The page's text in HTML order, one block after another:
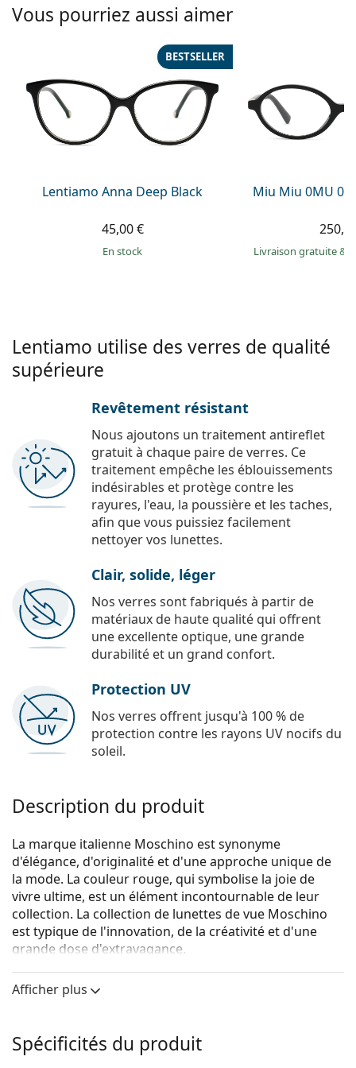
Marc Jacobs
Prada
Toutes les marques
02 446 01 11
Vous pourriez aussi aimer
Lentiamo Anna Deep Black
BESTSELLER
45,00 €
en stock
Miu Miu 0MU
Livraison gratuite&
Lentiamo utilise des verres de qualité
supérieure
Revêtement résistant
Nous ajoutons un traitement antireflet
gratuit à chaque paire de verres. Ce
traitement empêche les éblouissements
indésirables et protège contre les
rayures, l'eau, la poussière et les taches,
afin que vous puissiez facilement
nettoyer vos lunettes.
Clair, solide, léger
Nos verres sont fabriqués à partir de
matériaux de haute qualité qui offrent
une excellente optique, une grande
durabilité et un grand confort.
Protection UV
Nos verres offrent jusqu'à 100 % de
protection contre les rayons UV nocifs du
soleil.
Description du produit
La marque italienne Moschino est synonyme
d'élégance, d'originalité et d'une approche unique de
la mode. La couleur rouge, qui symbolise la joie de
vivre ultime, est un élément incontournable de leur
collection. La collection de lunettes de vue Moschino
est typique de l'innovation, de la créativité et d'une
grande dose d'extravagance.
Moschino MOS558 807 16 55sont des lunettes pour
femmes.
La couleur noire de la monture s'accorde
Afficher plus
Spécificités du produit